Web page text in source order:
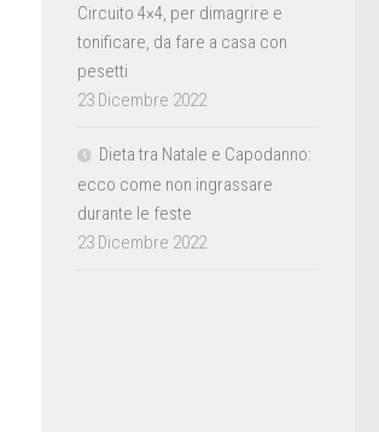
Circuito 4×4, per dimagrire e
tonificare, da fare a casa con
pesetti
23 Dicembre 2022
Dieta tra Natale e Capodanno:
ecco come non ingrassare
durante le feste
23 Dicembre 2022